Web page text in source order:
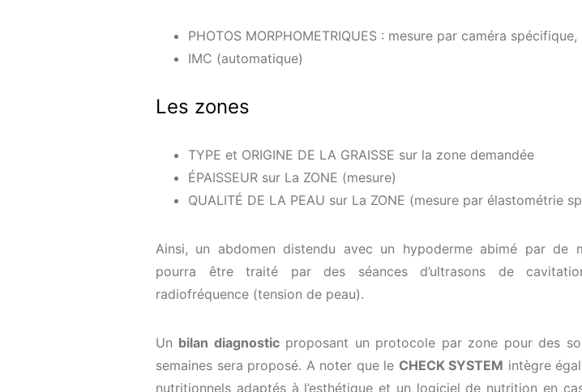
PHOTOS MORPHOMETRIQUES : mesure par caméra
IMC (automatique)
Les zones
TYPE et ORIGINE DE LA GRAISSE sur la zone demandée
ÉPAISSEUR sur La ZONE (mesure)
QUALITÉ DE LA PEAU sur La ZONE (mesure par élastométrie
Ainsi, un abdomen distendu avec un hypoderme abimé par de
pourra être traité par des séances d’ultrasons de
radiofréquence (tension de peau).
Un bilan diagnosticproposant un protocole par zone pour des
semaines sera proposé. A noter que le CHECK SYSTEM intègre
nutritionnels adaptés à l’esthétique et un logiciel de nutrition en